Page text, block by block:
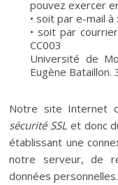
pouvez exercer
• soit par e-mail
• soit par
CC003
Université de
Eugène
Notre site Internet
sécurité SSL et donc
établissant une
notre serveur, de
données